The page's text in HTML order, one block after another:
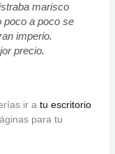
marisco
poco a poco se
imperio.
precio.
ir a tu escritorio
para tu